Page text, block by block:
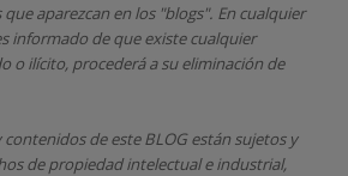
aparezcan en los "blogs". En cualquier
informado de que existe cualquier
o ilícito, procederá a su eliminación de
de este BLOG están sujetos y
de propiedad intelectual e industrial,